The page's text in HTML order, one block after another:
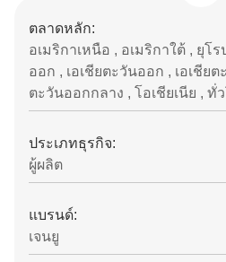
ตลาดหลัก:
อเมริกาเหนือ , อเมริกาใต้ , ยุโ
ออก , เอเชียตะวันออก , เอเชียต
ตะวันออกกลาง , โอเชียเนีย , ทั่
ประเภทธุรกิจ:
ผู้ผลิต
แบรนด์:
เจนยู